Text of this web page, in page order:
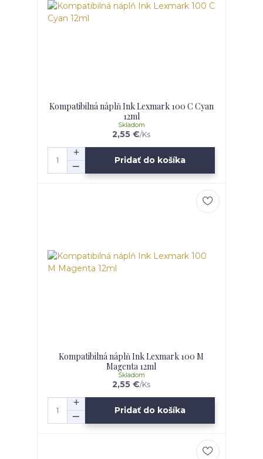
Kompatibilná náplň Ink Lexmark 100 C Cyan
12ml
2,55 €/Ks
Skladom
Pridať do košíka
Kompatibilná náplň Ink Lexmark 100 M
Magenta 12ml
2,55 €/Ks
Skladom
Pridať do košíka